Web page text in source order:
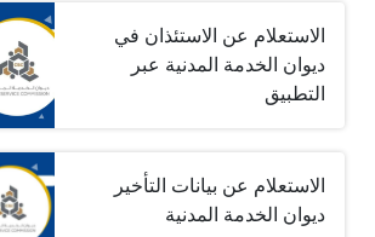
الاستعلام عن الاستئذان في
ديوان الخدمة المدنية عبر
التطبيق
الاستعلام عن بيانات التأخير
ديوان الخدمة المدنية